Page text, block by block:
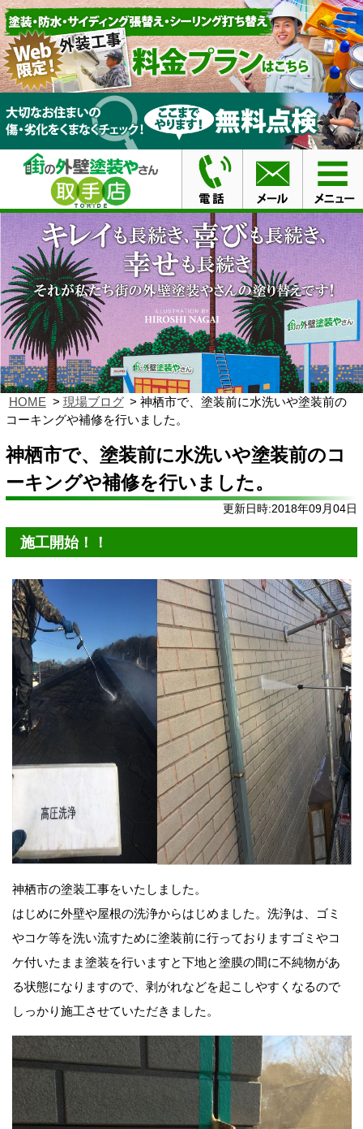
HOME 現場ブログ
神栖市で、塗装前に水洗いや塗装前の
コーキングや補修を行いました。
神栖市で、塗装前に水洗いや塗装前のコ
ーキングや補修を行いました。
更新日時:2018年09月04日
施工開始！！
神栖市の塗装工事をいたしました。
はじめに外壁や屋根の洗浄からはじめました。洗浄は、ゴミ
やコケ等を洗い流すために塗装前に行っておりますゴミやコ
ケ付いたまま塗装を行いますと下地と塗膜の間に不純物があ
る状態になりますので、剥がれなどを起こしやすくなるので
しっかり施工させていただきました。